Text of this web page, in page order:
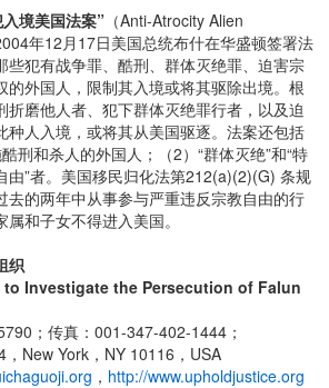
境美国法案” （Anti-Atrocity Alien
年12月17日美国总统布什在华盛顿签署法
些犯有战争罪、酷刑、群体灭绝罪、迫害宗
的外国人，限制其入境或将其驱除出境。根
折磨他人者、犯下群体灭绝罪行者，以及迫
种人入境，或将其从美国驱逐。法案还包括
刑和杀人的外国人；（2）“群体灭绝”和“特
由”者。美国移民归化法第212(a)(2)(G) 条规
去的两年中从事参与严重违反宗教自由的行
和子女不得进入美国。
织
Investigate the Persecution of Falun
；传真：001-347-402-1444；
New York，NY 10116，USA
， http://www.upholdjustice.org